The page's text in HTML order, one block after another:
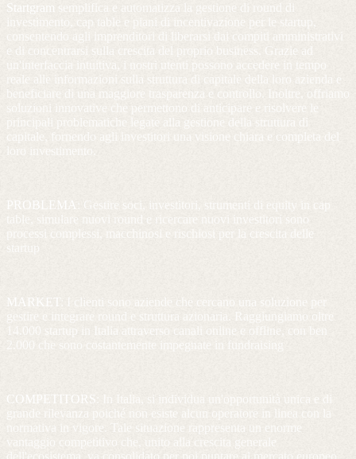
Startgram semplifica e automatizza la gestione di round di
investimento, cap table e piani di incentivazione per le startup,
consentendo agli imprenditori di liberarsi dai compiti amministrativi
e di concentrarsi sulla crescita del proprio business. Grazie ad
un'interfaccia intuitiva, i nostri utenti possono accedere in tempo
reale alle informazioni sulla struttura di capitale della loro azienda e
beneficiare di una maggiore trasparenza e controllo. Inoltre, offriamo
soluzioni innovative che permettono di anticipare e risolvere le
principali problematiche legate alla gestione della struttura di
capitale, fornendo agli investitori una visione chiara e completa del
loro investimento.
PROBLEMA
: Gestire soci, investitori, strumenti di equity in cap
table, simulare nuovi round e ricercare nuovi investitori sono
processi complessi, macchinosi e rischiosi per la crescita delle
startup
MARKET
: I clienti sono aziende che cercano una soluzione per
gestire e integrare round e struttura azionaria. Raggiungiamo oltre
14.000 startup in Italia attraverso canali online e offline, con ben
2.000 che sono costantemente impegnate in fundraising
COMPETITORS : In Italia, si individua un'opportunità unica e di
grande rilevanza poiché non esiste alcun operatore in linea con la
normativa in vigore. Tale situazione rappresenta un enorme
vantaggio competitivo che, unito alla crescita generale